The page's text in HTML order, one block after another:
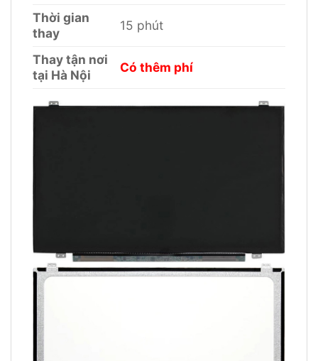
Thời gian
thay
15 phút
Thay tận nơi
tại Hà Nội
Có thêm phí